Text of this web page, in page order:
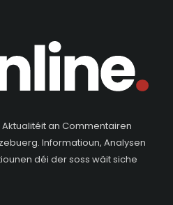
an Commentairen
Informatioun, Analysen
déi der soss wäit siche